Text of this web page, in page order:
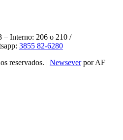
– Interno: 206 o 210 /
3855 82-6280
reservados. | Newseverpor AF